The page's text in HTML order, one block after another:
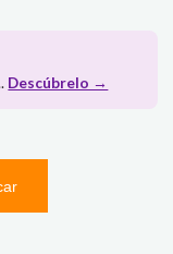
Descúbrelo →